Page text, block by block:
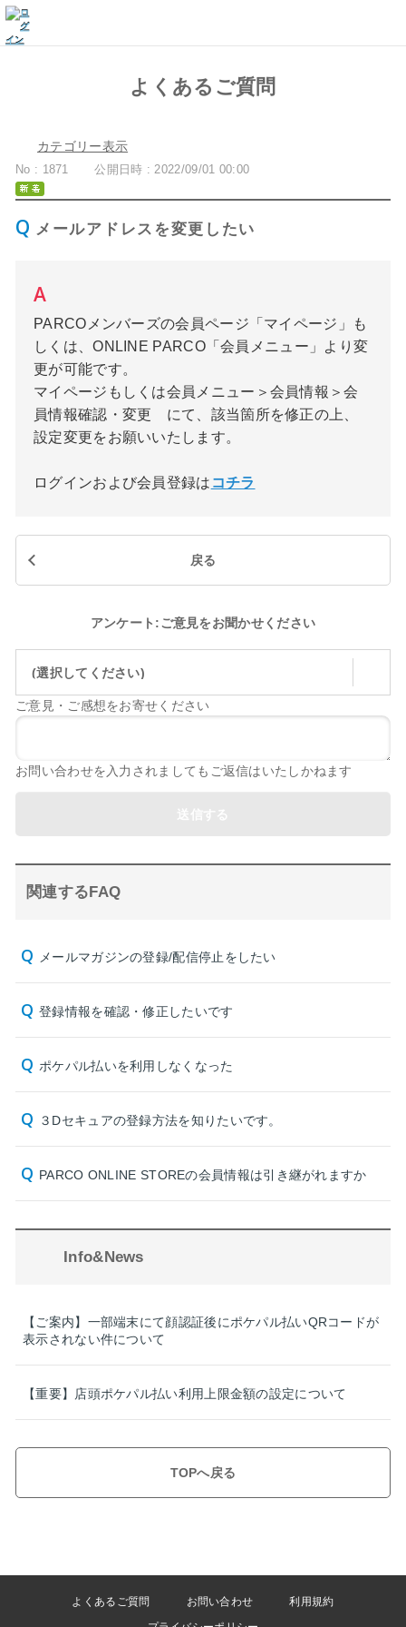
よくあるご質問
カテゴリー表示
No : 1871 公開日時 : 2022/09/01 00:00
メールアドレスを変更したい
PARCOメンバーズの会員ページ「マイページ」も
しくは、ONLINE PARCO「会員メニュー」より変
更が可能です。
マイページもしくは会員メニュー＞会員情報＞会
員情報確認・変更 にて、該当箇所を修正の上、
設定変更をお願いいたします。
ログインおよび会員登録は コチラ
戻る
アンケート:ご意見をお聞かせください
(選択してください)
ご意見・ご感想をお寄せください
お問い合わせを入力されましてもご返信はいたしかねます
関連するFAQ
メールマガジンの登録/配信停止をしたい
登録情報を確認・修正したいです
ポケパル払いを利用しなくなった
３Dセキュアの登録方法を知りたいです。
PARCO ONLINE STOREの会員情報は引き継がれますか
Info&News
【ご案内】一部端末にて顔認証後にポケパル払いQRコードが
表示されない件について
【重要】店頭ポケパル払い利用上限金額の設定について
TOPへ戻る
よくあるご質問 お問い合わせ
利用規約